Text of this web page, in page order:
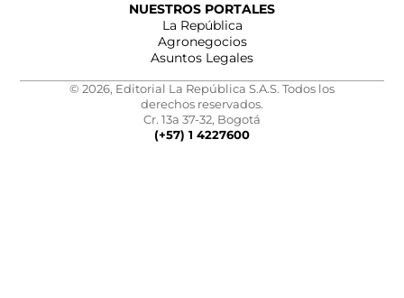
NUESTROS PORTALES
La República
Agronegocios
Asuntos Legales
© 2026, Editorial La República S.A.S. Todos los
derechos reservados.
Cr. 13a 37-32, Bogotá
(+57) 1 4227600